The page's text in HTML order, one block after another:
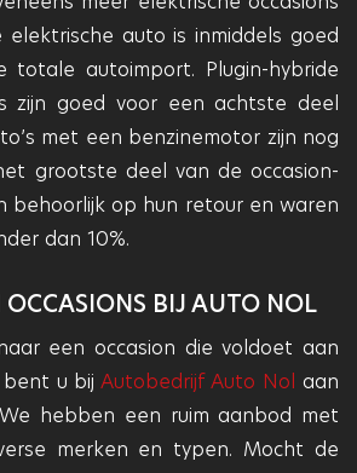
auto is inmiddels goed
totale autoimport. Plugin-hybride
zijn goed voor een achtste deel
met een benzinemotor zijn nog
grootste deel van de occasion-
behoorlijk op hun retour en waren
dan 10%.
OCCASIONS BIJ AUTO NOL
een occasion die voldoet aan
bent u bijAutobedrijf Auto Nol aan
hebben een ruim aanbod met
merken en typen. Mocht de